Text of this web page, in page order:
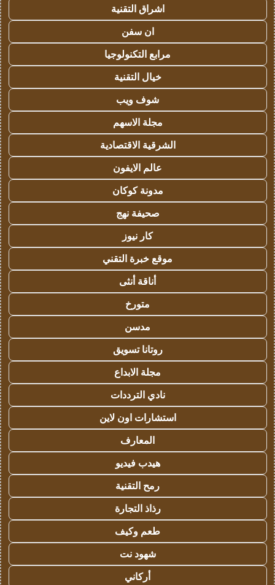
اشراق التقنية
ان سفن
مرابع التكنولوجيا
خيال التقنية
شوف ويب
مجلة الاسهم
الشرقية الاقتصادية
عالم الايفون
مدونة كوكان
صحيفة نهج
كار نيوز
موقع خبرة التقني
أناقة أنثى
متورخ
مدسن
روتانا تسويق
مجلة الابداع
نادي الترددات
استشارات اون لاين
المعارف
هيدب فيديو
رمح التقنية
رذاذ التجارة
طعم وكيف
شهود نت
أركاني